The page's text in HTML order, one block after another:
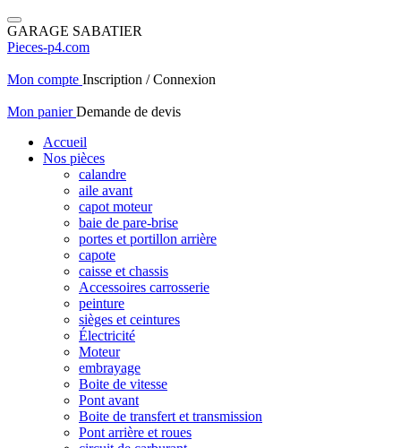
GARAGE SABATIER
Pieces-p4.com
Mon compte Inscription / Connexion
Mon panierDemande de devis
Accueil
Nos pièces
calandre
aile avant
capot moteur
baie de pare-brise
portes et portillon arrière
capote
caisse et chassis
Accessoires carrosserie
peinture
sièges et ceintures
Électricité
Moteur
embrayage
Boite de vitesse
Pont avant
Boite de transfert et transmission
Pont arrière et roues